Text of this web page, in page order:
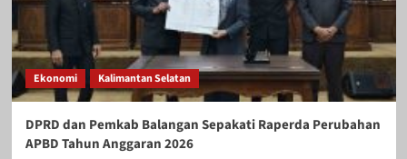
Ekonomi Kalimantan Selatan
DPRD dan Pemkab Balangan Sepakati Raperda Perubahan
APBD Tahun Anggaran 2026